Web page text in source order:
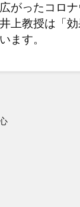
がったコロ
上教授は「
ます。